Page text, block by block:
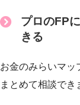
プロのFP
きる
お金のみらいマッ
まとめて相談でき